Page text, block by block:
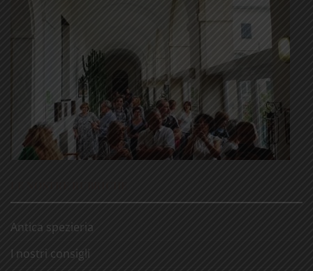
Antica spezieria
I nostri consigli